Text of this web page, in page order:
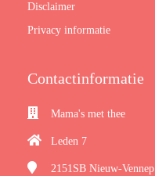
Disclaimer
Privacy informatie
Contactinformatie
Mama's met thee
Leden 7
2151SB Nieuw-Vennep